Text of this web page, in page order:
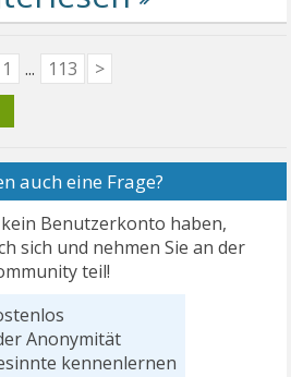
... 113 >
auch eine Frage?
Benutzerkonto haben,
sich und nehmen Sie an der
teil!
Anonymität
kennenlernen